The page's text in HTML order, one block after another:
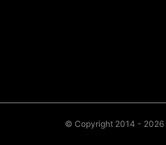
© Copyright 2014 - 2026